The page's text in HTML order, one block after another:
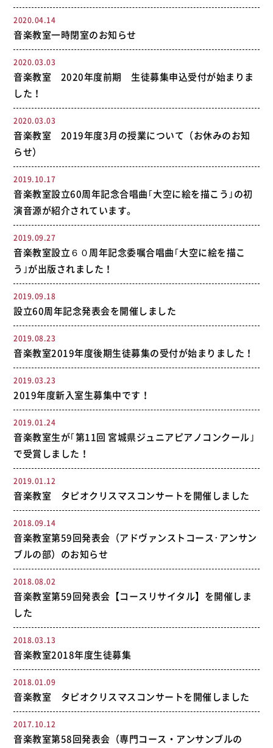
2020.04.14
音楽教室一時閉室のお知らせ
2020.03.03
音楽教室 2020年度前期 生徒募集申込受付が始まりま
した！
2020.03.03
音楽教室 2019年度3月の授業について（お休みのお知
らせ）
2019.10.17
音楽教室設立60周年記念合唱曲｢大空に絵を描こう｣の初
演音源が紹介されています。
2019.09.27
音楽教室設立６０周年記念委嘱合唱曲｢大空に絵を描こ
う｣が出版されました！
2019.09.18
設立60周年記念発表会を開催しました
2019.08.23
音楽教室2019年度後期生徒募集の受付が始まりました！
2019.03.23
2019年度新入室生募集中です！
2019.01.24
音楽教室生が｢第11回 宮城県ジュニアピアノコンクール｣
で受賞しました！
2019.01.12
音楽教室 タピオクリスマスコンサートを開催しました
2018.09.14
音楽教室第59回発表会（アドヴァンストコース･アンサン
ブルの部）のお知らせ
2018.08.02
音楽教室第59回発表会【コースリサイタル】を開催しま
した
2018.03.13
音楽教室2018年度生徒募集
2018.01.09
音楽教室 タピオクリスマスコンサートを開催しました
2017.10.12
音楽教室第58回発表会（専門コース・アンサンブルの